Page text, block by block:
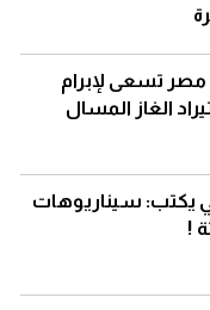
مصر تسعى لإبرام
الغاز المسال
يكتب: سيناريوهات
!